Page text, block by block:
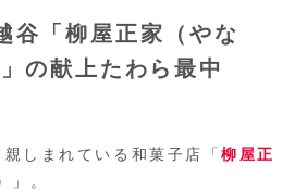
谷「柳屋正家（やな
の献上たわら最中
しまれている和菓子店「柳屋正
」。